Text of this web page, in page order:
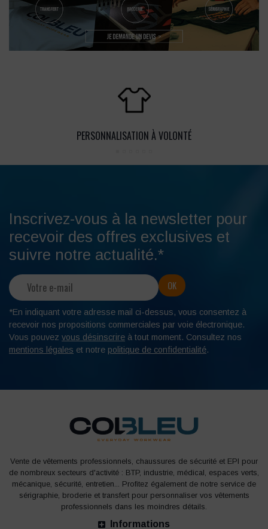
PERSONNALISATION À VOLONTÉ
Inscrivez-vous à la newsletter pour
recevoir des offres exclusives et
suivre notre actualité.*
*En indiquant votre adresse mail ci-dessus, vous consentez à
recevoir nos propositions commerciales par voie électronique.
Vous pouvez vous désinscrire à tout moment. Consultez nos
mentions légales et notre politique de confidentialité.
Vente de vêtements professionnels, chaussures de sécurité et EPI pour
de nombreux secteurs d'activité : BTP, industrie, médical, espaces verts,
mécanique, sécurité, entretien... Profitez également de notre service de
sérigraphie, broderie et transfert pour personnaliser vos vêtements
professionnels dans les moindres détails.
Informations